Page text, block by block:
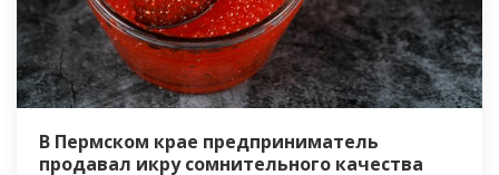
В Пермском крае предприниматель
продавал икру сомнительного качества